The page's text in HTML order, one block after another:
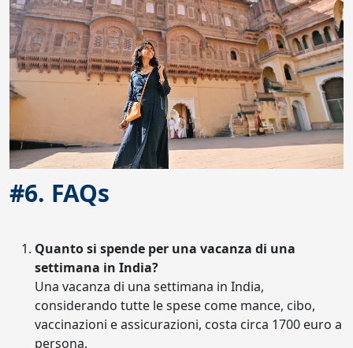
#6. FAQs
Quanto si spende per una vacanza di una
settimana in India?
Una vacanza di una settimana in India,
considerando tutte le spese come mance, cibo,
vaccinazioni e assicurazioni, costa circa 1700 euro a
persona.